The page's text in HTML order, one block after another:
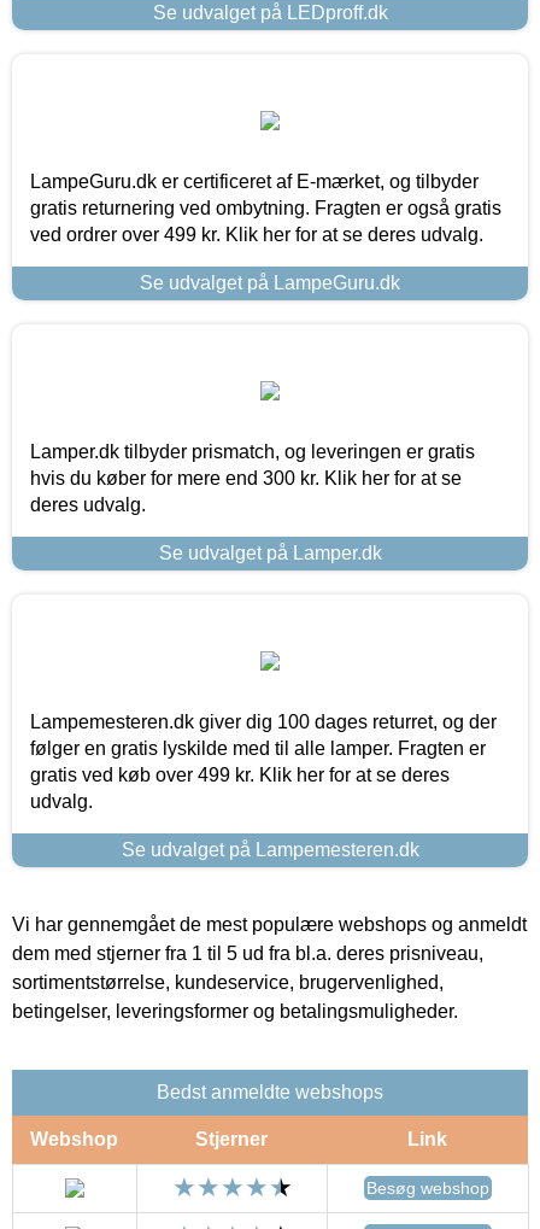
Se udvalget på LEDproff.dk
LampeGuru.dk er certificeret af E-mærket, og tilbyder
gratis returnering ved ombytning. Fragten er også gratis
ved ordrer over 499 kr. Klik her for at se deres udvalg.
Se udvalget på LampeGuru.dk
Lamper.dk tilbyder prismatch, og leveringen er gratis
hvis du køber for mere end 300 kr. Klik her for at se
deres udvalg.
Se udvalget på Lamper.dk
Lampemesteren.dk giver dig 100 dages returret, og der
følger en gratis lyskilde med til alle lamper. Fragten er
gratis ved køb over 499 kr. Klik her for at se deres
udvalg.
Se udvalget på Lampemesteren.dk
Vi har gennemgået de mest populære webshops og anmeldt
dem med stjerner fra 1 til 5 ud fra bl.a. deres prisniveau,
sortimentstørrelse, kundeservice, brugervenlighed,
betingelser, leveringsformer og betalingsmuligheder.
Bedst anmeldte webshops
Webshop Stjerner Link
Besøg webshop